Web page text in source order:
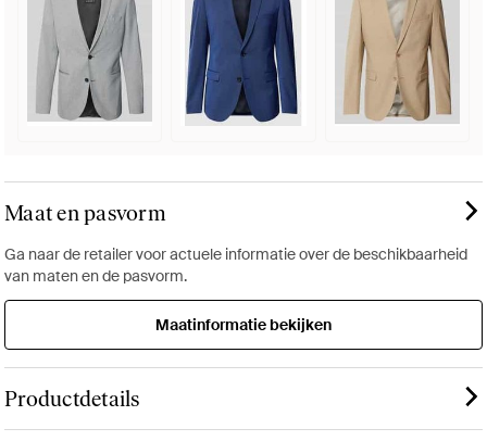
Maat en pasvorm
Ga naar de retailer voor actuele informatie over de beschikbaarheid
van maten en de pasvorm.
Maatinformatie bekijken
Productdetails